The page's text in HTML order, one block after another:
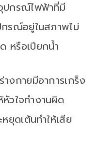
ปกรณ์ไฟฟ้าที่มี
รณ์อยู่ในสภาพไม่
หรือเปียกน้ำ
งกายมีอาการเกร็ง
วใจทำงานผิด
ยุดเต้นทำให้เสีย